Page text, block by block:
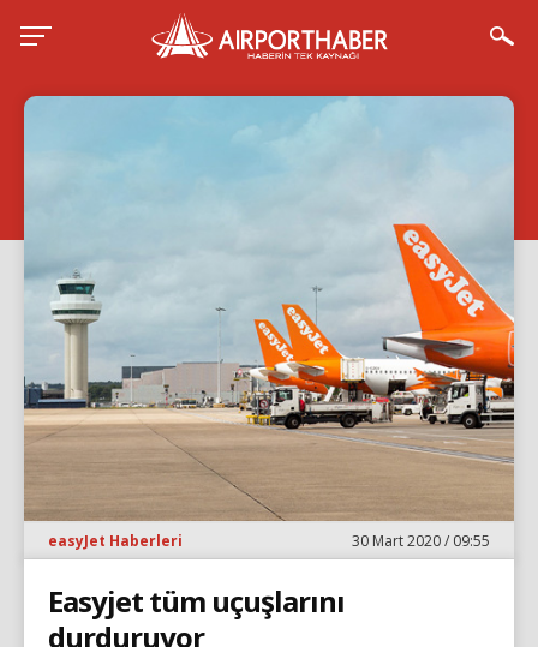
easyJet Haberleri 30 Mart 2020 / 09:55
Easyjet tüm uçuşlarını
durduruyor